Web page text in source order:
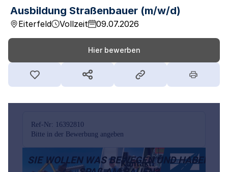
Ausbildung Straßenbauer (m/w/d)
Eiterfeld Vollzeit 09.07.2026
Hier bewerben